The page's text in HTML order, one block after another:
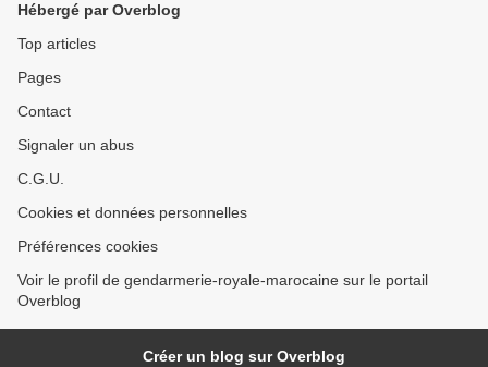
Hébergé par Overblog
Top articles
Pages
Contact
Signaler un abus
C.G.U.
Cookies et données personnelles
Préférences cookies
Voir le profil de gendarmerie-royale-marocaine sur le portail
Overblog
Créer un blog sur Overblog